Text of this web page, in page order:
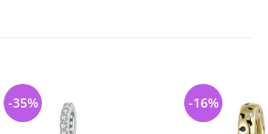
-35% -16%